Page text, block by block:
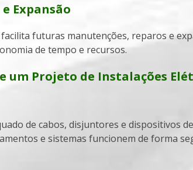
Expansão
de tempo e recursos.
um Projeto de Instalações
e sistemas funcionem de forma